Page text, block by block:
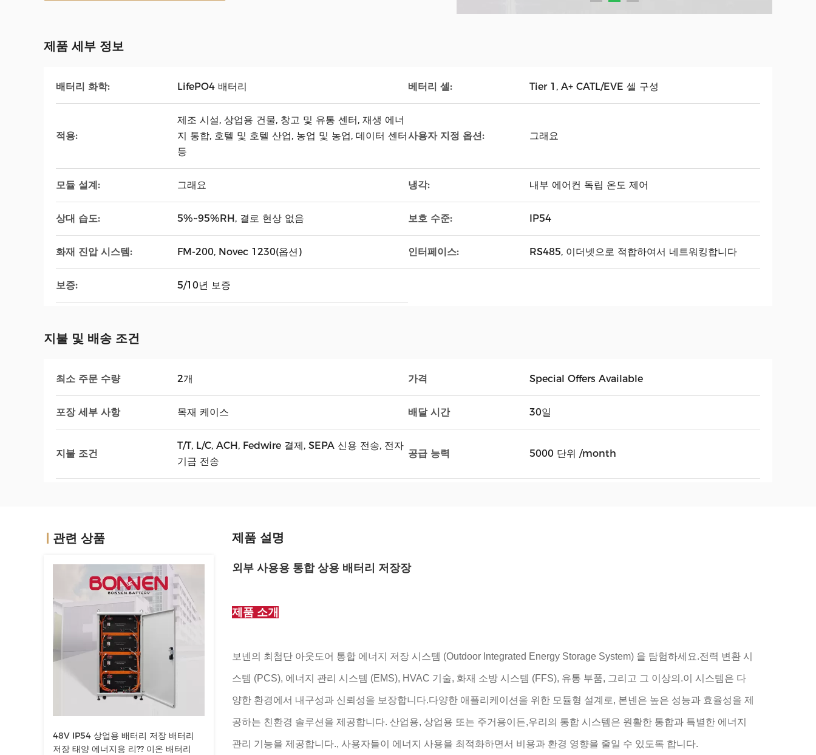
제품 세부 정보
배터리 화학: LifePO4 배터리 베터리 셀: Tier 1, A+ CATL/EVE 셀 구성
적용:
제조 시설, 상업용 건물, 창고 및 유통 센터, 재생 에너
지 통합, 호텔 및 호텔 산업, 농업 및 농업, 데이터 센터
등
사용자 지정 옵션: 그래요
모듈 설계: 그래요 냉각: 내부 에어컨 독립 온도 제어
상대 습도: 5%~95%RH, 결로 현상 없음 보호 수준: IP54
화재 진압 시스템: FM-200, Novec 1230(옵션) 인터페이스: RS485, 이더넷으로 적합하여서 네트워킹합니다
보증: 5/10년 보증
지불 및 배송 조건
최소 주문 수량 2개 가격 Special Offers Available
포장 세부 사항 목재 케이스 배달 시간 30일
지불 조건
T/T, L/C, ACH, Fedwire 결제, SEPA 신용 전송, 전자
기금 전송
공급 능력 5000 단위 /month
관련 상품
48V IP54 상업용 배터리 저장 배터리
저장 태양 에너지용 리?? 이온 배터리
제품 설명
외부 사용용 통합 상용 배터리 저장장
제품 소개
보넨의 최첨단 아웃도어 통합 에너지 저장 시스템 (Outdoor Integrated Energy Storage System) 을 탐험하세요.전력 변환 시
스템 (PCS), 에너지 관리 시스템 (EMS), HVAC 기술, 화재 소방 시스템 (FFS), 유통 부품, 그리고 그 이상의.이 시스템은 다
양한 환경에서 내구성과 신뢰성을 보장합니다.다양한 애플리케이션을 위한 모듈형 설계로, 본넨은 높은 성능과 효율성을 제
공하는 친환경 솔루션을 제공합니다. 산업용, 상업용 또는 주거용이든,우리의 통합 시스템은 원활한 통합과 특별한 에너지
관리 기능을 제공합니다., 사용자들이 에너지 사용을 최적화하면서 비용과 환경 영향을 줄일 수 있도록 합니다.